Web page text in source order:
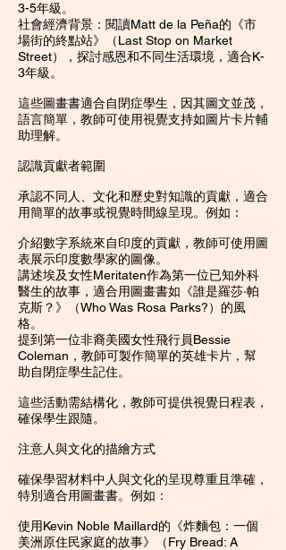
3-5年級。
社會經濟背景：閱讀Matt de la Peña的《市
場街的終點站》（Last Stop on Market
Street），探討感恩和不同生活環境，適合K-
3年級。
這些圖畫書適合自閉症學生，因其圖文並茂，
語言簡單，教師可使用視覺支持如圖片卡片輔
助理解。
認識貢獻者範圍
承認不同人、文化和歷史對知識的貢獻，適合
用簡單的故事或視覺時間線呈現。例如：
介紹數字系統來自印度的貢獻，教師可使用圖
表展示印度數學家的圖像。
講述埃及女性Meritaten作為第一位已知外科
醫生的故事，適合用圖畫書如《誰是羅莎·帕
克斯？》（Who Was Rosa Parks?）的風
格。
提到第一位非裔美國女性飛行員Bessie
Coleman，教師可製作簡單的英雄卡片，幫
助自閉症學生記住。
這些活動需結構化，教師可提供視覺日程表，
確保學生跟隨。
注意人與文化的描繪方式
確保學習材料中人與文化的呈現尊重且準確，
特別適合用圖畫書。例如：
使用Kevin Noble Maillard的《炸麵包：一個
美洲原住民家庭的故事》（Fry Bread: A